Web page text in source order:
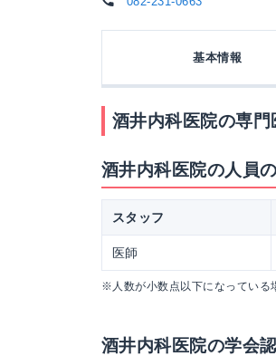
基本情報
酒井内科医院の専門
酒井内科医院の人員
スタッフ
医師
※人数が小数点以下になっている
酒井内科医院の学会